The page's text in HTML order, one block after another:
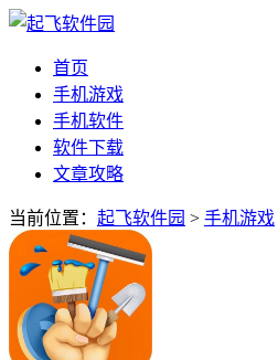
首页
手机游戏
手机软件
软件下载
文章攻略
当前位置： 起飞软件园 > 手机游戏